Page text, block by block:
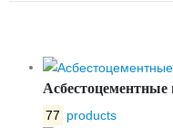
Асбестоцементные
77 products